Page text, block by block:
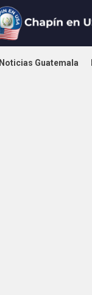
Noticias Guatemala